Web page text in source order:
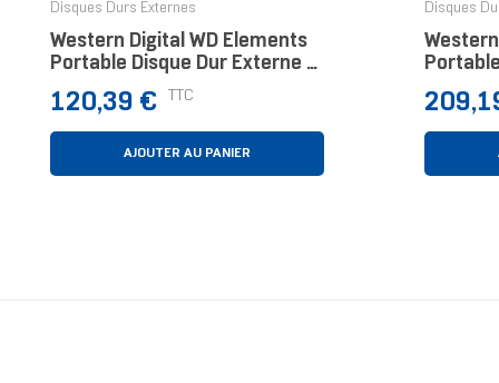
Disques Durs Externes
Western Digital WD Elements
Portable Disque Dur Externe 1
Prix
120,39 € TTC
AJOUTER AU PANIER
Disques
Prix